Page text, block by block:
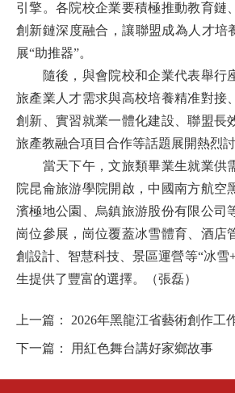
引擎。各院校企業要積極推動教育鏈
創新鏈深度融合，讓聯盟成為人才培
展“助推器”。
隨後，與會院校和企業代表舉行
旅產業人才需求與高校培養精准對接
創新、實習就業一體化建設、聯盟長
旅產教融合項目合作等話題展開熱烈討
當天下午，文旅類畢業生就業供
院昆侖旅游學院開啟，中國南方航空
濱極地公園、烏鎮旅游股份有限公司
崗位參展，崗位覆蓋冰雪體育、酒店
創設計、智慧科技、景區運營等“冰雪
生提供了豐富的選擇。（張磊）
上一篇： 2026年黑龍江省藝術創作工
下一篇： 用紅色舞台講好家鄉故事